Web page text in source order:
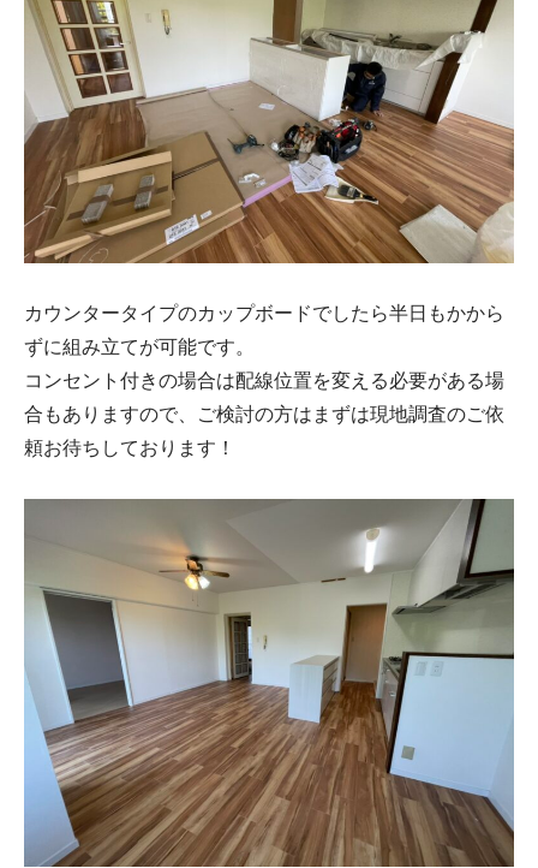
カウンタータイプのカップボードでしたら半日もかから
ずに組み立てが可能です。
コンセント付きの場合は配線位置を変える必要がある場
合もありますので、ご検討の方はまずは現地調査のご依
頼お待ちしております！